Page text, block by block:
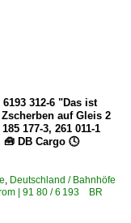
'Ludmilla'
312-6 "Das ist
auf Gleis 2
177-3, 261 011-1
DB Cargo 🕓
, Deutschland / Bahnhöfe
| 91 80 / 6 193 BR